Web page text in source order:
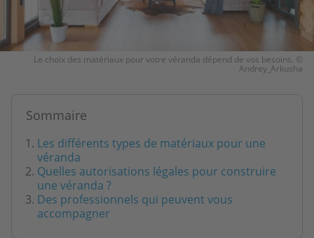
Le choix des matériaux pour votre véranda dépend de vos besoins. ©
Andrey_Arkusha
Sommaire
Les différents types de matériaux pour une
véranda
Quelles autorisations légales pour construire
une véranda ?
Des professionnels qui peuvent vous
accompagner